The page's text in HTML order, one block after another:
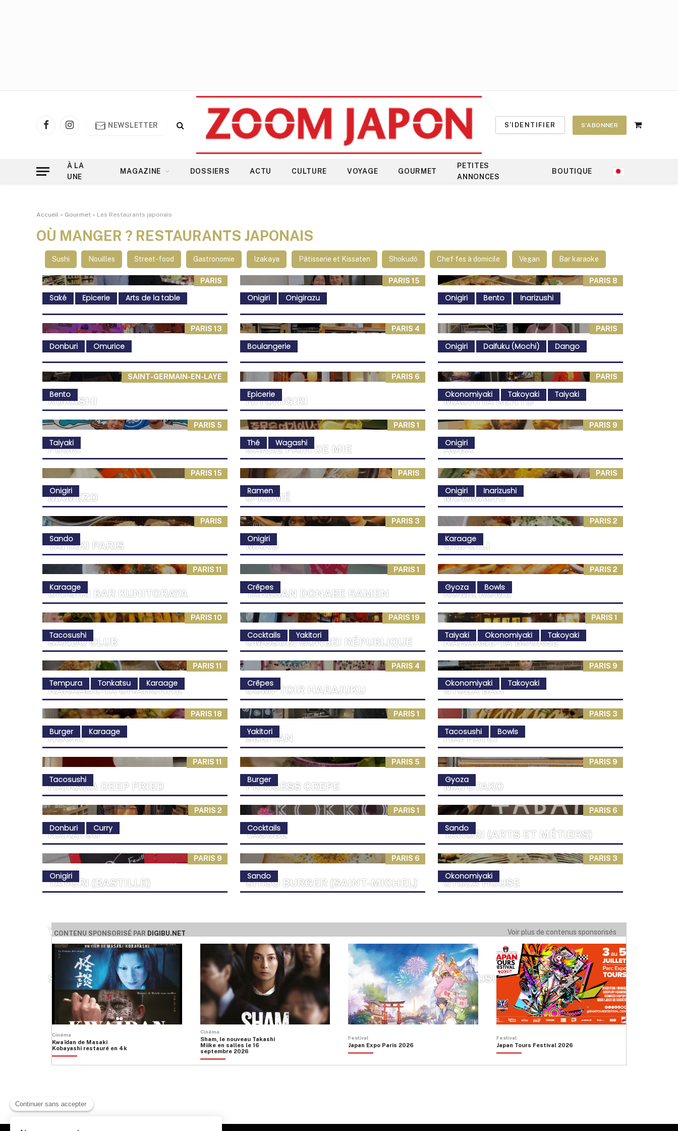
FacebookInstagram
NEWSLETTER S'IDENTIFIER S'ABONNER
Shopping
À LA
UNE
MAGAZINE DOSSIERS ACTU CULTURE VOYAGE GOURMET
PETITES
ANNONCES
BOUTIQUE
Accueil » Gourmet » Les Restaurants japonais
OÙ MANGER ? RESTAURANTS JAPONAIS
Sushi Nouilles Street-food Gastronomie Izakaya Pâtisserie et Kissaten Shokudô Chef·fes à domicile Vegan Bar karaoke
PARIS
KURASHI
Saké Epicerie Arts de la table
PARIS 15
HITONIGIRI
Onigiri Onigirazu
PARIS 8
MACHIYA BENTO
Onigiri Bento Inarizushi
PARIS 13
FUUKI
Donburi Omurice
PARIS 4
CARRÉ PAIN DE MIE
Boulangerie
PARIS
AOBA
Onigiri Daifuku (Mochi) Dango
SAINT-GERMAIN-EN-LAYE
MAMEZO
Bento
PARIS 6
O-KOMÉ
Epicerie
PARIS
MOEMACHI
Okonomiyaki Takoyaki Taiyaki
PARIS 5
TAIYAKI PARIS
Taiyaki
PARIS 1
MARU
Thé Wagashi
PARIS 9
GILI-GILI
Onigiri
PARIS 15
ONIGIRI BAR KUNITORAYA
Onigiri
PARIS
TAKESAN DONABE RAMEN
Ramen
PARIS
KOME KOME
Onigiri Inarizushi
PARIS
SANDO CLUB
Sando
PARIS 3
OMUSUBI GONBEI RÉPUBLIQUE
Onigiri
PARIS 2
KARAAGE-YA BOURSE
Karaage
PARIS 11
KARAAGE-YA CHARONNE
Karaage
PARIS 1
COMPTOIR HARAJUKU
Crêpes
PARIS 2
GYOZA BAR
Gyoza Bowls
PARIS 10
NOORI
Tacosushi
PARIS 19
SEKITAN
Cocktails Yakitori
PARIS 1
HAPPATEI
Taiyaki Okonomiyaki Takoyaki
PARIS 11
HAIKARA DEEP FRIED
Tempura Tonkatsu Karaage
PARIS 4
PRINCESS CREPE
Crêpes
PARIS 9
MAYUTAKO
Okonomiyaki Takoyaki
PARIS 18
NAKATSU
Burger Karaage
PARIS 1
YASUBE
Yakitori
PARIS 3
TANORI (ARTS ET MÉTIERS)
Tacosushi Bowls
PARIS 11
TANORI (BASTILLE)
Tacosushi
PARIS 5
SHISO BURGER (SAINT-MICHEL)
Burger
PARIS 9
GYOZA HOUSE
Gyoza
PARIS 2
YUJIN
Donburi Curry
PARIS 1
Cocktails
PARIS 6
YABAÏ SANDO ODÉON
Sando
PARIS 9
SANKAKU
Onigiri
PARIS 6
BENCHY
Sando
PARIS 3
OKOMUSU
Okonomiyaki
CONTENU SPONSORISÉ PAR DIGIBU.NET Voir plus de contenus sponsorisés
Cinéma
Kwaïdan de Masaki
Kobayashi restauré en 4k
Cinéma
Sham, le nouveau Takashi
Miike en salles le 16
septembre 2026
Festival
Japan Expo Paris 2026
Festival
Japan Tours Festival 2026